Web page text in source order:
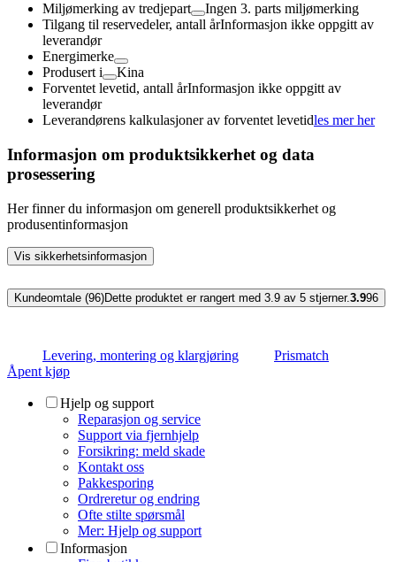
Miljømerking av tredjepart
Ingen 3. parts miljømerking
Tilgang til reservedeler, antall årInformasjon ikke oppgitt av
leverandør
Energimerke
Produsert i
Kina
Forventet levetid, antall årInformasjon ikke oppgitt av
leverandør
Leverandørens kalkulasjoner av forventet levetidles mer her
Informasjon om produktsikkerhet og data
prosessering
Her finner du informasjon om generell produktsikkerhet og
produsentinformasjon
Vis sikkerhetsinformasjon
Kundeomtale (96)Dette produktet er rangert med 3.9 av 5 stjerner.3.996
Levering, montering og klargjøring
Prismatch
Åpent kjøp
Hjelp og support
Reparasjon og service
Support via fjernhjelp
Forsikring: meld skade
Kontakt oss
Pakkesporing
Ordreretur og endring
Ofte stilte spørsmål
Mer: Hjelp og support
Informasjon